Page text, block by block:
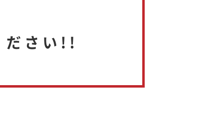
ださい!!